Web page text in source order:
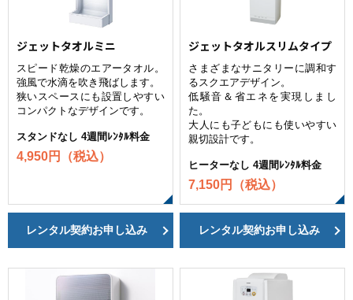
ジェットタオルミニ
スピード乾燥のエアータオル。
強風で水滴を吹き飛ばします。
狭いスペースにも設置しやすい
コンパクトなデザインです。
スタンドなし 4週間ﾚﾝﾀﾙ料金
4,950円（税込）
レンタル契約お申し込み
ジェットタオルスリムタイプ
さまざまなサニタリーに調和す
るスクエアデザイン。
低騒音＆省エネを実現しまし
た。
大人にも子どもにも使いやすい
親切設計です。
ヒーターなし 4週間ﾚﾝﾀﾙ料金
7,150円（税込）
レンタル契約お申し込み